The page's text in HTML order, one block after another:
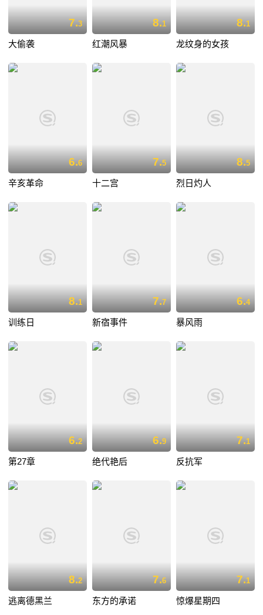
7.3
大偷袭
8.1
红潮风暴
8.1
龙纹身的女孩
6.6
辛亥革命
7.5
十二宫
8.5
烈日灼人
8.1
训练日
7.7
新宿事件
6.4
暴风雨
6.2
第27章
6.9
绝代艳后
7.1
反抗军
8.2
逃离德黑兰
7.6
东方的承诺
7.1
惊爆星期四